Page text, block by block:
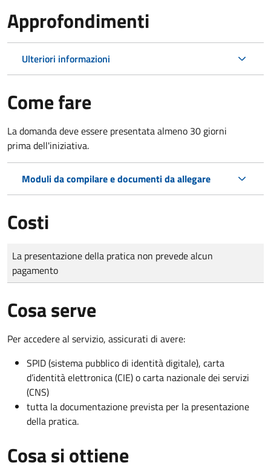
Approfondimenti
Ulteriori informazioni
Come fare
La domanda deve essere presentataalmeno 30 giorni
primadell'iniziativa.
Moduli da compilare e documenti da allegare
Costi
Tipo di pagamento
Importo
La presentazione della pratica non prevede alcun
pagamento
Cosa serve
Per accedere al servizio, assicurati di avere:
SPID (sistema pubblico di identità digitale), carta
d’identità elettronica (CIE) o carta nazionale dei servizi
(CNS)
tutta la documentazione prevista per la presentazione
della pratica.
Cosa si ottiene